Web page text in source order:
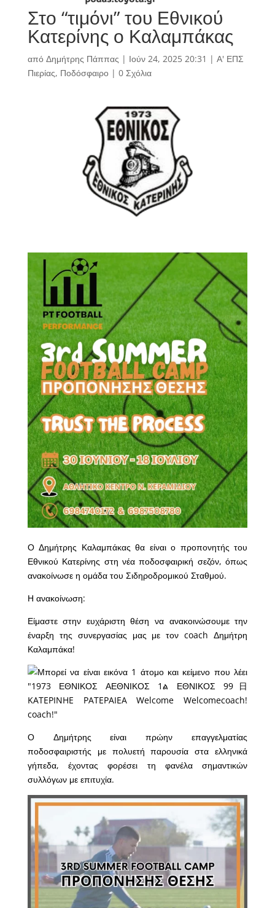
Στο “τιμόνι” του Εθνικού
Κατερίνης ο Καλαμπάκας
από Δημήτρης Πάππας | Ιούν 24, 2025 20:31 | Α' ΕΠΣ
Πιερίας, Ποδόσφαιρο| 0 Σχόλια
Ο Δημήτρης Καλαμπάκας θα είναι ο προπονητής του
Εθνικού Κατερίνης στη νέα ποδοσφαιρική σεζόν, όπως
ανακοίνωσε η ομάδα του Σιδηροδρομικού Σταθμού.
Η ανακοίνωση:
Είμαστε στην ευχάριστη θέση να ανακοινώσουμε την
έναρξη της συνεργασίας μας με τον coach Δημήτρη
Καλαμπάκα!
Ο Δημήτρης είναι πρώην επαγγελματίας
ποδοσφαιριστής με πολυετή παρουσία στα ελληνικά
γήπεδα, έχοντας φορέσει τη φανέλα σημαντικών
συλλόγων με επιτυχία.